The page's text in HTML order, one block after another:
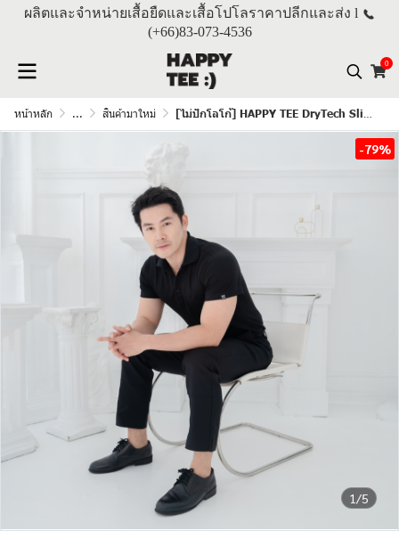
ผลิตและจำหน่ายเสื้อยืดและเสื้อโปโลราคาปลีกและส่ง l
(+66)83-073-4536
0
หน้าหลัก ... สินค้ามาใหม่ [ไม่ปักโลโก้] HAPPY TEE DryTech Slim Fit Polo For Him "สีดำ"
1/5
-79%